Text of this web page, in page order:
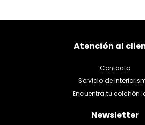
Atención al
Contacto
Servicio de
Encuentra tu colchón
Newsletter